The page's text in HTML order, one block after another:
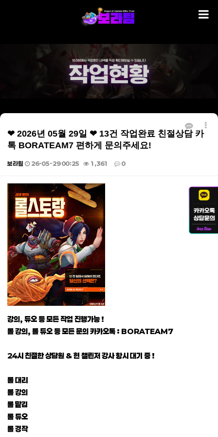
❤ 2026년 05월 29일 ❤ 13건 작업완료 친절상담 카
톡 BORATEAM7 편하게 문의주세요!
보라팀 26-05-29 00:25 1,361 0
본문
강의, 듀오 등 모든 작업 진행가능 !
롤 강의, 롤 듀오 등 모든 문의 카카오톡 : BORATEAM7
24시 친절한 상담원 & 현 챌린저 강사 항시 대기 중 !
롤 대리
롤 강의
롤 맡김
롤 듀오
롤 경작